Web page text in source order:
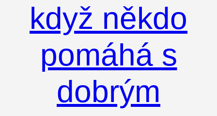
když někdo
pomáhá s
dobrým